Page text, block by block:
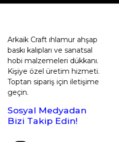
Arkaik Craft ıhlamur ahşap
baskı kalıpları ve sanatsal
hobi malzemeleri dükkanı.
Kişiye özel üretim hizmeti.
Toptan sipariş için iletişime
geçin.
Sosyal Medyadan
Bizi Takip Edin!